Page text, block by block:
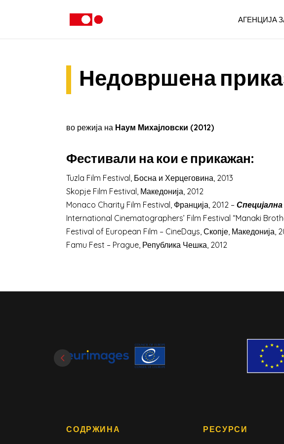
АГЕНЦИЈА
Недовршена
во режија на Наум Михајловски (2012)
Фестивали на кои е прикажан:
Tuzla Film Festival, Босна и Херцеговина, 2013
Skopje Film Festival, Македонија, 2012
Monaco Charity Film Festival, Франција, 2012 –
International Cinematographers’ Film Festival “Manaki
Festival of European Film – CineDays, Скопје, Македонија,
Famu Fest – Prague, Република Чешка, 2012
СОДРЖИНА РЕСУРСИ